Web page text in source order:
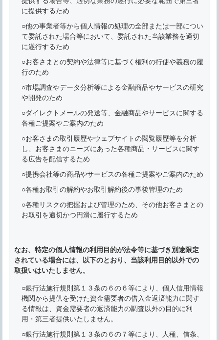
に提供するため
○他の事業者等から個人情報の処理の全部または一部につい
て委託された場合等において、委託された当該業務を適切
に遂行するため
○お客さまとの契約や法律等に基づく権利の行使や義務の履
行のため
○市場調査やデータ分析等による金融商品やサービスの研究
や開発のため
○ダイレクトメールの発送等、金融商品やサービスに関する
各種ご提案やご案内のため
○お客さまの取引履歴やウェブサイトの閲覧履歴等を分析
し、お客さまのニーズにあった各種商品・サービスに関す
る広告を配信するため
○提携会社等の商品やサービスの各種ご提案やご案内のため
○各種お取引の解約やお取引解約後の事後管理のため
○各種リスクの把握および管理のため、その他お客さまとの
お取引を適切かつ円滑に履行するため
なお、特定の個人情報の利用目的が法令等に基づき別途限定
されている場合には、以下のとおり、当該利用目的以外での
取扱いはいたしません。
○銀行法施行規則第１３条の６の６等により、個人信用情報
機関から提供を受けた資金需要者の借入金返済能力に関す
る情報は、資金需要者の返済能力の調査以外の目的に利
用・第三者提供いたしません。
○銀行法施行規則第１３条の６の７等により、人種、信条、